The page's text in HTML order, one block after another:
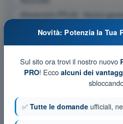
Allenamento PPL(H) - Nozioni
Esame in PDF PPL(H) - Nozioni
Novità: Potenzia la Tua
Sul sito ora trovi il nostro nuovo
PRO! Ecco alcuni dei
✅ Tutte le domande ufficiali,